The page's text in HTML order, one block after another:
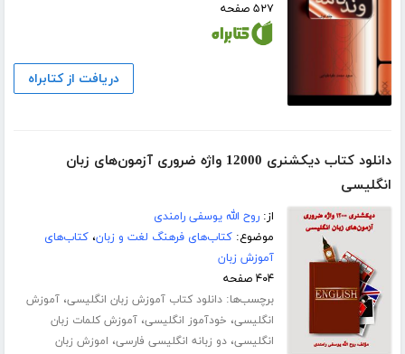
۵۲۷ صفحه
دریافت از کتابراه
دانلود کتاب دیکشنری 12000 واژه ضروری آزمون‌های زبان
انگلیسی
از:روح الله یوسفی رامندی
موضوع:کتاب‌های فرهنگ لغت و زبان،کتاب‌های
آموزش زبان
۴۰۴ صفحه
برچسب‌ها:دانلود کتاب آموزش زبان انگلیسی،آموزش
انگلیسی، خودآموز انگلیسی،آموزش کلمات زبان
انگلیسی،دو زبانه انگلیسی فارسی، اموزش زبان